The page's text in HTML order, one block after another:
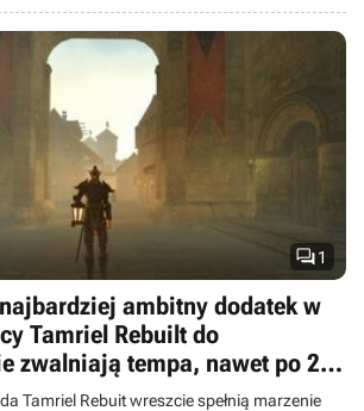
1
ambitny dodatek w
Tamriel Rebuilt do
zwalniają tempa, nawet po 20
Tamriel Rebuit wreszcie spełnią marzenie